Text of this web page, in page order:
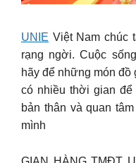
UNIE Việt Nam chúc
rạng ngời. Cuộc
hãy để những món đồ
có nhiều thời gian để
bản thân và quan
mình